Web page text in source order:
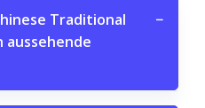
Traditional
aussehende
−